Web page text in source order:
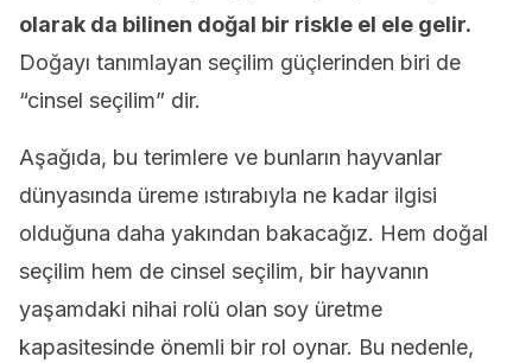
olarak da bilinen doğal bir riskle el ele gelir.
Doğayı tanımlayan seçilim güçlerinden biri de
“cinsel seçilim” dir.
Aşağıda, bu terimlere ve bunların hayvanlar
dünyasında üreme ıstırabıyla ne kadar ilgisi
olduğuna daha yakından bakacağız. Hem doğal
seçilim hem de cinsel seçilim, bir hayvanın
yaşamdaki nihai rolü olan soy üretme
kapasitesinde önemli bir rol oynar. Bu nedenle,